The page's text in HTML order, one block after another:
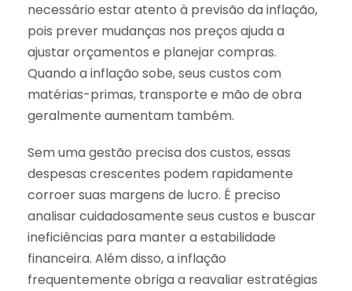
necessário estar atento à previsão da inflação,
pois prever mudanças nos preços ajuda a
ajustar orçamentos e planejar compras.
Quando a inflação sobe, seus custos com
matérias-primas, transporte e mão de obra
geralmente aumentam também.
Sem uma gestão precisa dos custos, essas
despesas crescentes podem rapidamente
corroer suas margens de lucro. É preciso
analisar cuidadosamente seus custos e buscar
ineficiências para manter a estabilidade
financeira. Além disso, a inflação
frequentemente obriga a reavaliar estratégias